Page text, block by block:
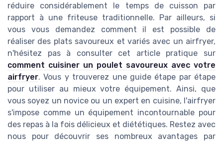
réduire considérablement le temps de cuisson par
rapport à une friteuse traditionnelle. Par ailleurs, si
vous vous demandez comment il est possible de
réaliser des plats savoureux et variés avec un airfryer,
n'hésitez pas à consulter cet article pratique sur
comment cuisiner un poulet savoureux avec votre
airfryer. Vous y trouverez une guide étape par étape
pour utiliser au mieux votre équipement. Ainsi, que
vous soyez un novice ou un expert en cuisine, l'airfryer
s'impose comme un équipement incontournable pour
des repas à la fois délicieux et diététiques. Restez avec
nous pour découvrir ses nombreux avantages par